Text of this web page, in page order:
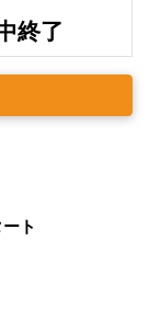
終了
ト